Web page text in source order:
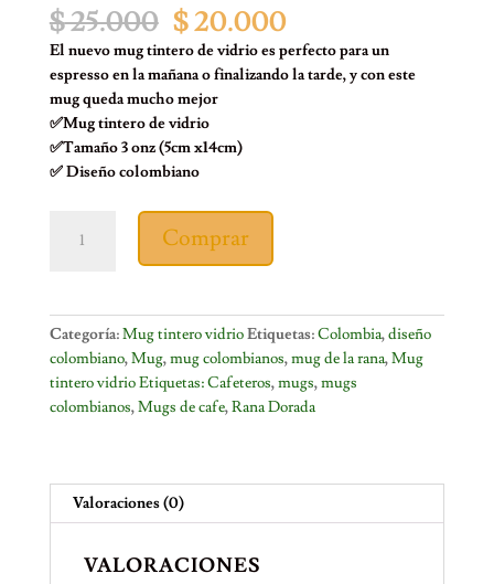
$25.000 El
precio
original
era:
$ 25.000.
$20.000El
precio
actual
es:
El nuevo mug tintero de vidrio es perfecto para un
espresso en la mañana o finalizando la tarde, y con este
mug queda mucho mejor
✅Mug tintero de vidrio
✅Tamaño 3 onz (5cm x14cm)
✅ Diseño colombiano
Tintero
chonta
cantidad
Comprar
Categoría:Mug tintero vidrioEtiquetas:Colombia,diseño
colombiano,Mug,mug colombianos,mug de la rana,Mug
tintero vidrio Etiquetas: Cafeteros,mugs,mugs
colombianos,Mugs de cafe,Rana Dorada
Valoraciones (0)
VALORACIONES